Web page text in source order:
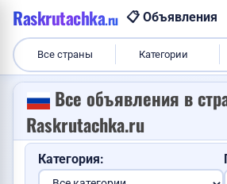
Raskrutachka.ru 📋 Объявления
Все страны Категории
Все объявления в
Raskrutachka.ru
Категория: